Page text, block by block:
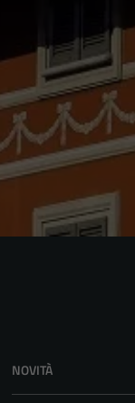
NOVITÀ